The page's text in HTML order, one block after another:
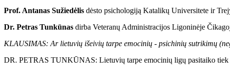
Prof. Antanas Sužiedėlis dėsto psichologiją Katalikų Universitete ir
Dr. Petras Tunkūnas dirba Veteranų Administracijos Ligoninėje
KLAUSIMAS: Ar lietuvių išeivių tarpe emocinių - psichinių sutrikimų
DR. PETRAS TUNKŪNAS: Lietuvių tarpe emocinių ligų pasitaiko tiek